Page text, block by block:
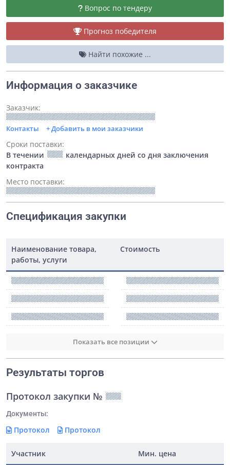
Вопрос по тендеру
Прогноз победителя
Найти похожие ...
Информация о заказчике
Заказчик:
Контакты + Добавить в мои заказчики
Сроки поставки:
В течении
календарных дней со дня заключения
контракта
Место поставки:
Спецификация закупки
Наименование товара,
работы, услуги
Стоимость
Показать все позиции
Результаты торгов
Протокол закупки №
Документы:
Протокол Протокол
Участник Мин. цена